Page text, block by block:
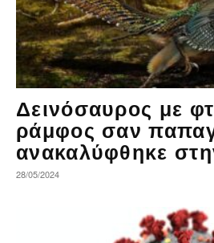
Δεινόσαυρος με
ράμφος σαν
ανακαλύφθηκε
28/05/2024